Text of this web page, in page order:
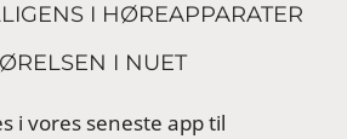
I HØREAPPARATER
I NUET
i vores seneste app til